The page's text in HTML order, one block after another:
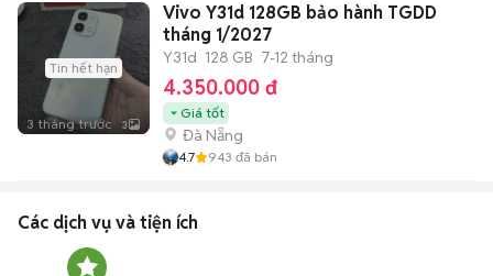
Tin hết hạn
3 tháng trước 3
Vivo Y31d 128GB bảo hành TGDD
tháng 1/2027
Y31d 128 GB 7-12 tháng
4.350.000 đ
Giá tốt
Đà Nẵng
4.7 943 đã bán
Các dịch vụ và tiện ích